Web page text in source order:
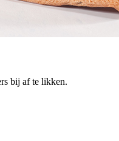
bij af te likken.